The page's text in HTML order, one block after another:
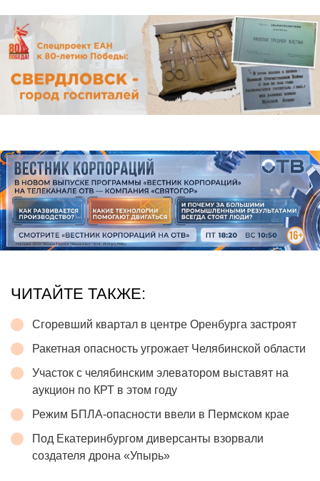
ЧИТАЙТЕ ТАКЖЕ:
Сгоревший квартал в центре Оренбурга застроят
Ракетная опасность угрожает Челябинской области
Участок с челябинским элеватором выставят на
аукцион по КРТ в этом году
Режим БПЛА-опасности ввели в Пермском крае
Под Екатеринбургом диверсанты взорвали
создателя дрона «Упырь»